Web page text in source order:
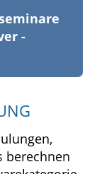
-
berechnen